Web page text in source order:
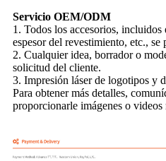
Servicio OEM/ODM
1. Todos los accesorios,
espesor del revestimiento, etc., se
2. Cualquier idea, borrador o
solicitud del cliente.
3. Impresión láser de logotipos y
Para obtener más detalles,
proporcionarle imágenes o videos